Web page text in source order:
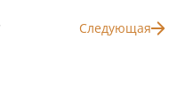
Следующая